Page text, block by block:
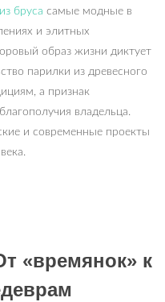
бруса самые модные в
и элитных
образ жизни диктует
парилки из древесного
а признак
владельца.
и современные проекты
«времянок» к